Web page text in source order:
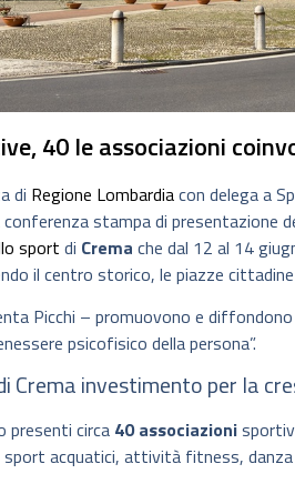
40 le associazioni
di Regione Lombardiacon delega a
stampa di presentazione
sport di Crema che dal 12 al 14
il centro storico, le piazze
Picchi – promuovono e
psicofisico della persona”.
Crema investimento per la
presenti circa 40 associazioni
acquatici, attività fitness, danza